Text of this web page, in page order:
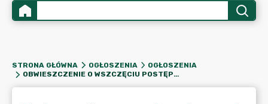
STRONA GŁÓWNA OGŁOSZENIA
OGŁOSZENIA
OBWIESZCZENIE O WSZCZĘCIU POSTĘPOWANIA DOT. USTALENIA LOKALIZACJI INWESTYCJI CELU PUBLICZNEGO - ROZBUDOWA ODCINKA SIECI WODOCIĄGOWEJ. DZ. 222 DOLNIK, GMINA KRAJENKA.